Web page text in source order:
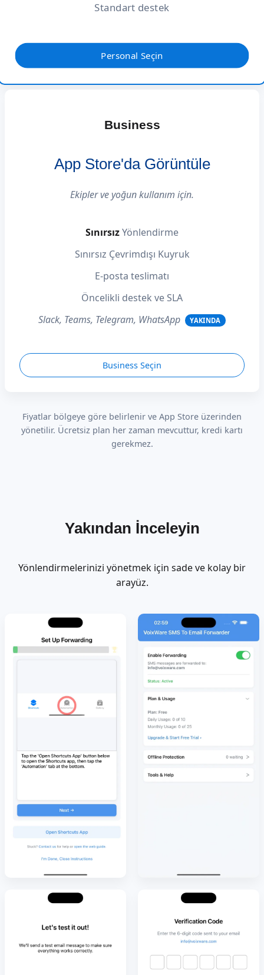
Standart destek
Personal Seçin
Business
App Store'da Görüntüle
Ekipler ve yoğun kullanım için.
SınırsızYönlendirme
Sınırsız Çevrimdışı Kuyruk
E-posta teslimatı
Öncelikli destek ve SLA
Slack, Teams, Telegram, WhatsApp
YAKINDA
Business Seçin
Fiyatlar bölgeye göre belirlenir ve App Store üzerinden
yönetilir. Ücretsiz plan her zaman mevcuttur, kredi kartı
gerekmez.
Yakından İnceleyin
Yönlendirmelerinizi yönetmek için sade ve kolay bir
arayüz.